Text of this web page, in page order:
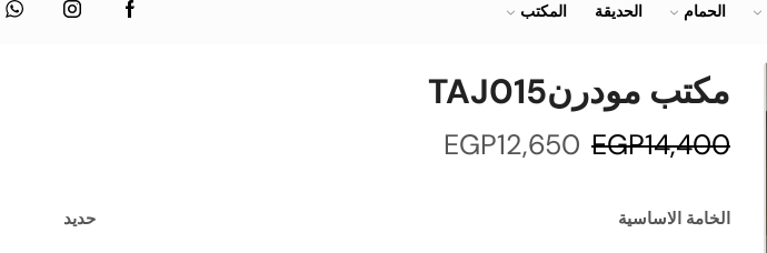
الحمام الحديقة المكتب
مكتب مودرنTAJ015
EGP14,400
EGP12,650
الخامة الاساسية حديد